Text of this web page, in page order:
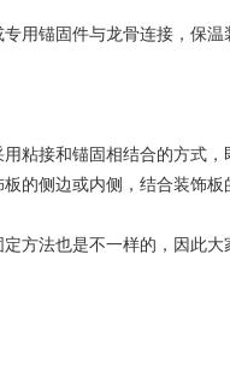
锚固件与龙骨连接，保温
接和锚固相结合的方式，
的侧边或内侧，结合装饰板
法也是不一样的，因此大